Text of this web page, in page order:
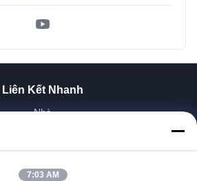
Liên Kết Nhanh
Nhà
Sản Phẩm
7:03 AM